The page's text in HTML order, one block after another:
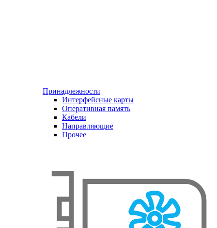
Принадлежности
Интерфейсные карты
Оперативная память
Кабели
Направляющие
Прочее